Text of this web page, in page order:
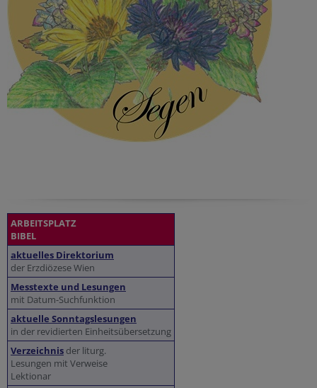
ARBEITSPLATZ
BIBEL
aktuelles Direktorium
der Erzdiözese Wien
Messtexte und Lesungen
mit Datum-Suchfunktion
aktuelle Sonntagslesungen
in der revidierten Einheitsübersetzung
Verzeichnis der liturg.
Lesungen mit Verweise
Lektionar